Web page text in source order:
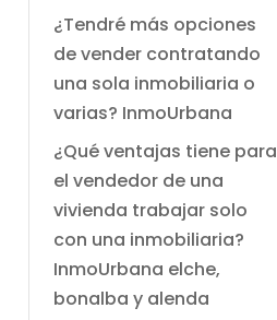
¿Tendré más opciones
de vender contratando
una sola inmobiliaria o
varias? InmoUrbana
¿Qué ventajas tiene para
el vendedor de una
vivienda trabajar solo
con una inmobiliaria?
InmoUrbana elche,
bonalba y alenda